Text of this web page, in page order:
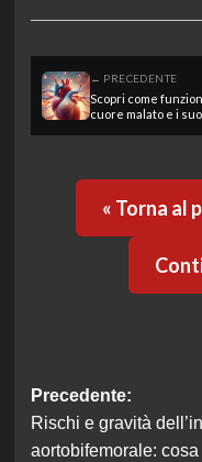
← PRECEDENTE
Scopri come
cuore malato e i
« Torna al
Navigazione
articolo
Precedente:
Rischi e gravità
aortobifemorale: